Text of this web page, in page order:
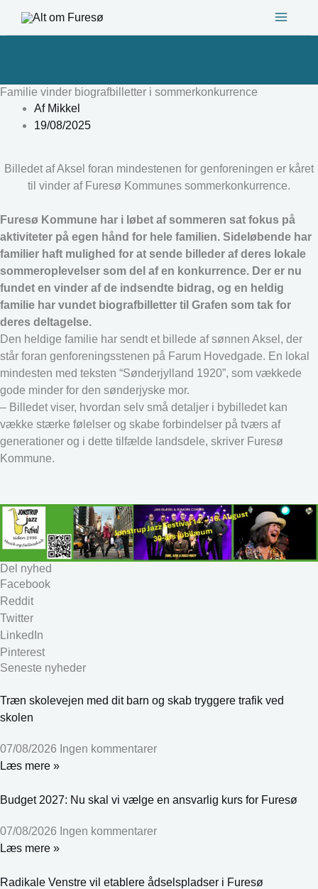
Familie vinder biografbilletter i sommerkonkurrence
AfMikkel
19/08/2025
Billedet af Aksel foran mindestenen for genforeningen er kåret
til vinder af Furesø Kommunes sommerkonkurrence.
Furesø Kommune har i løbet af sommeren sat fokus på
aktiviteter på egen hånd for hele familien. Sideløbende har
familier haft mulighed for at sende billeder af deres lokale
sommeroplevelser som del af en konkurrence. Der er nu
fundet en vinder af de indsendte bidrag, og en heldig
familie har vundet biografbilletter til Grafen som tak for
deres deltagelse.
Den heldige familie har sendt et billede af sønnen Aksel, der
står foran genforeningsstenen på Farum Hovedgade. En lokal
mindesten med teksten “Sønderjylland 1920”, som vækkede
gode minder for den sønderjyske mor.
– Billedet viser, hvordan selv små detaljer i bybilledet kan
vække stærke følelser og skabe forbindelser på tværs af
generationer og i dette tilfælde landsdele, skriver Furesø
Kommune.
Del nyhed
Facebook
Reddit
Twitter
LinkedIn
Pinterest
Seneste nyheder
Træn skolevejen med dit barn og skab tryggere trafik ved
skolen
07/08/2026 Ingen kommentarer
Læs mere »
Budget 2027: Nu skal vi vælge en ansvarlig kurs for Furesø
07/08/2026 Ingen kommentarer
Læs mere »
Radikale Venstre vil etablere ådselspladser i Furesø